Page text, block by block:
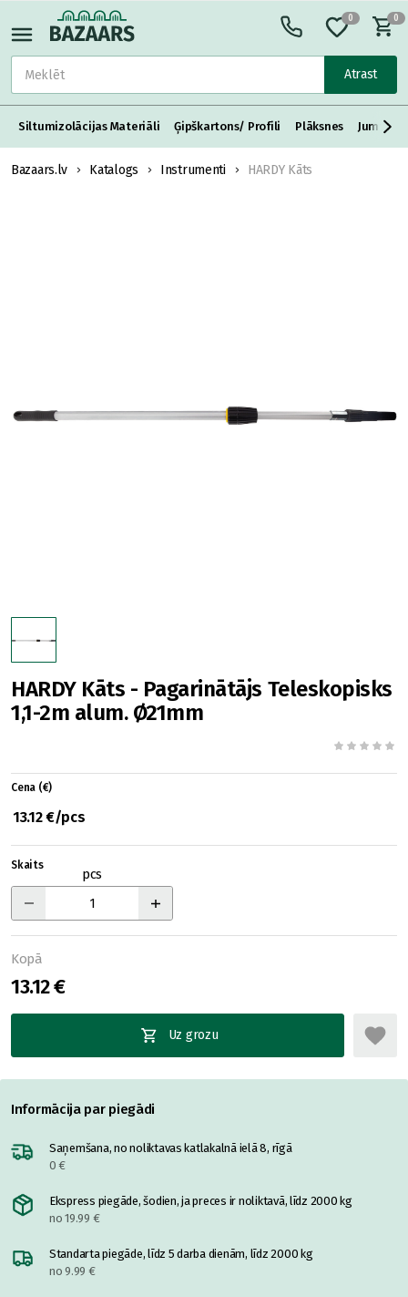
Atrast
0 0
Siltumizolācijas Materiāli Ģipškartons/ Profili Plāksnes Jumta
Bazaars.lv Katalogs Instrumenti HARDY Kāts
HARDY Kāts - Pagarinātājs Teleskopisks
1,1-2m alum. Ø21mm
Cena (€)
13.12 €/pcs
Skaits
pcs
Kopā
13.12 €
Uz grozu
Informācija par piegādi
Saņemšana, no noliktavas katlakalnā ielā 8, rīgā
0 €
Ekspress piegāde, šodien, ja preces ir noliktavā, līdz 2000 kg
no 19.99 €
Standarta piegāde, līdz 5 darba dienām, līdz 2000 kg
no 9.99 €